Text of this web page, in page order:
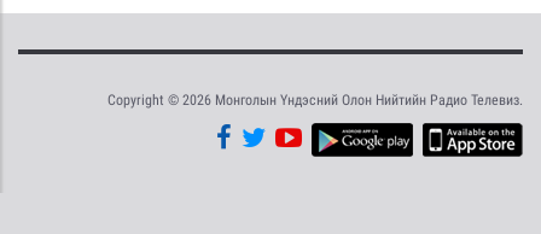
Copyright © 2026 Монголын Үндэсний Олон Нийтийн Радио Телевиз.